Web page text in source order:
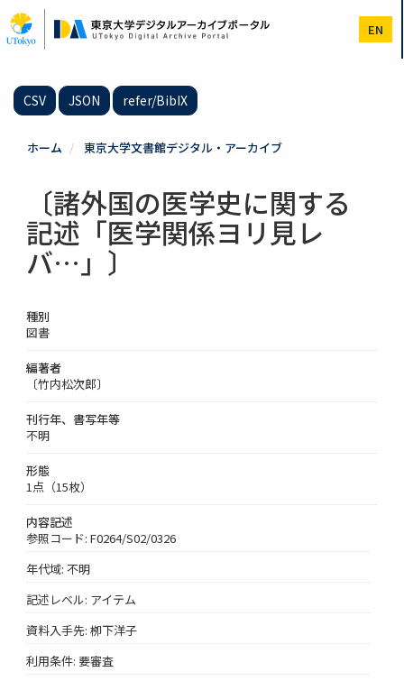
イ
ン
EN
CSV JSON refer/BibIX
ホーム 東京大学文書館デジタル・アーカイブ
〔諸外国の医学史に関する
記述「医学関係ヨリ見レ
バ…」〕
種別
図書
編著者
〔竹内松次郎〕
刊行年、書写年等
不明
形態
1点（15枚）
内容記述
参照コード: F0264/S02/0326
年代域: 不明
記述レベル: アイテム
資料入手先: 栁下洋子
利用条件: 要審査